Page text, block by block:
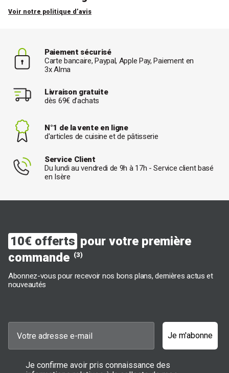
Voir notre politique d’avis
Paiement sécurisé
Carte bancaire, Paypal, Apple Pay, Paiement en
3x Alma
Livraison gratuite
dès 69€ d’achats
N°1 de la vente en ligne
d'articles de cuisine et de pâtisserie
Service Client
Du lundi au vendredi de 9h à 17h - Service client basé
en Isère
10€ offerts pour votre première
commande (3)
Abonnez-vous pour recevoir nos bons plans, dernières actus et
nouveautés
Je m'abonne
Je confirme avoir pris connaissance des